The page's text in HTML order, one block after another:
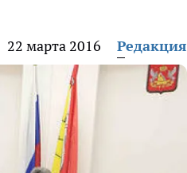
22 марта 2016 Редакция